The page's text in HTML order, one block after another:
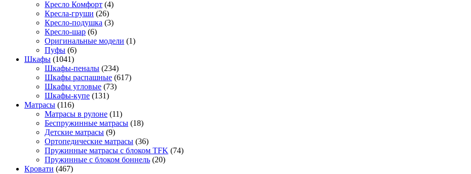
Кресло Комфорт (4)
Кресла-груши (26)
Кресло-подушка (3)
Кресло-шар (6)
Оригинальные модели (1)
Пуфы (6)
Шкафы (1041)
Шкафы-пеналы (234)
Шкафы распашные (617)
Шкафы угловые (73)
Шкафы-купе (131)
Матрасы (116)
Матрасы в рулоне (11)
Беспружинные матрасы (18)
Детские матрасы (9)
Ортопедические матрасы (36)
Пружинные матрасы с блоком TFK (74)
Пружинные с блоком боннель (20)
Кровати (467)